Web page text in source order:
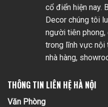
cổ điển hiện nay.
Decor chúng tôi
người tiên
trong lĩnh vực nội
nhà hàng,
THÔNG TIN LIÊN HỆ HÀ NỘI
Văn Phòng